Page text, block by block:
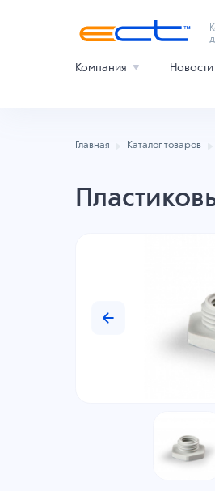
Компания Новости
Главная Каталог товаров